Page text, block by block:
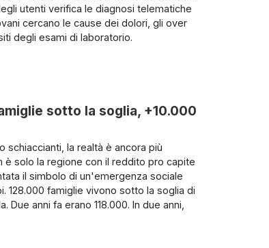
utenti verifica le diagnosi telematiche
cercano le cause dei dolori, gli over
degli esami di laboratorio.
sotto la soglia, +10.000
schiaccianti, la realtà è ancora più
è solo la regione con il reddito pro capite
il simbolo di un'emergenza sociale
128.000 famiglie vivono sotto la soglia di
Due anni fa erano 118.000. In due anni,